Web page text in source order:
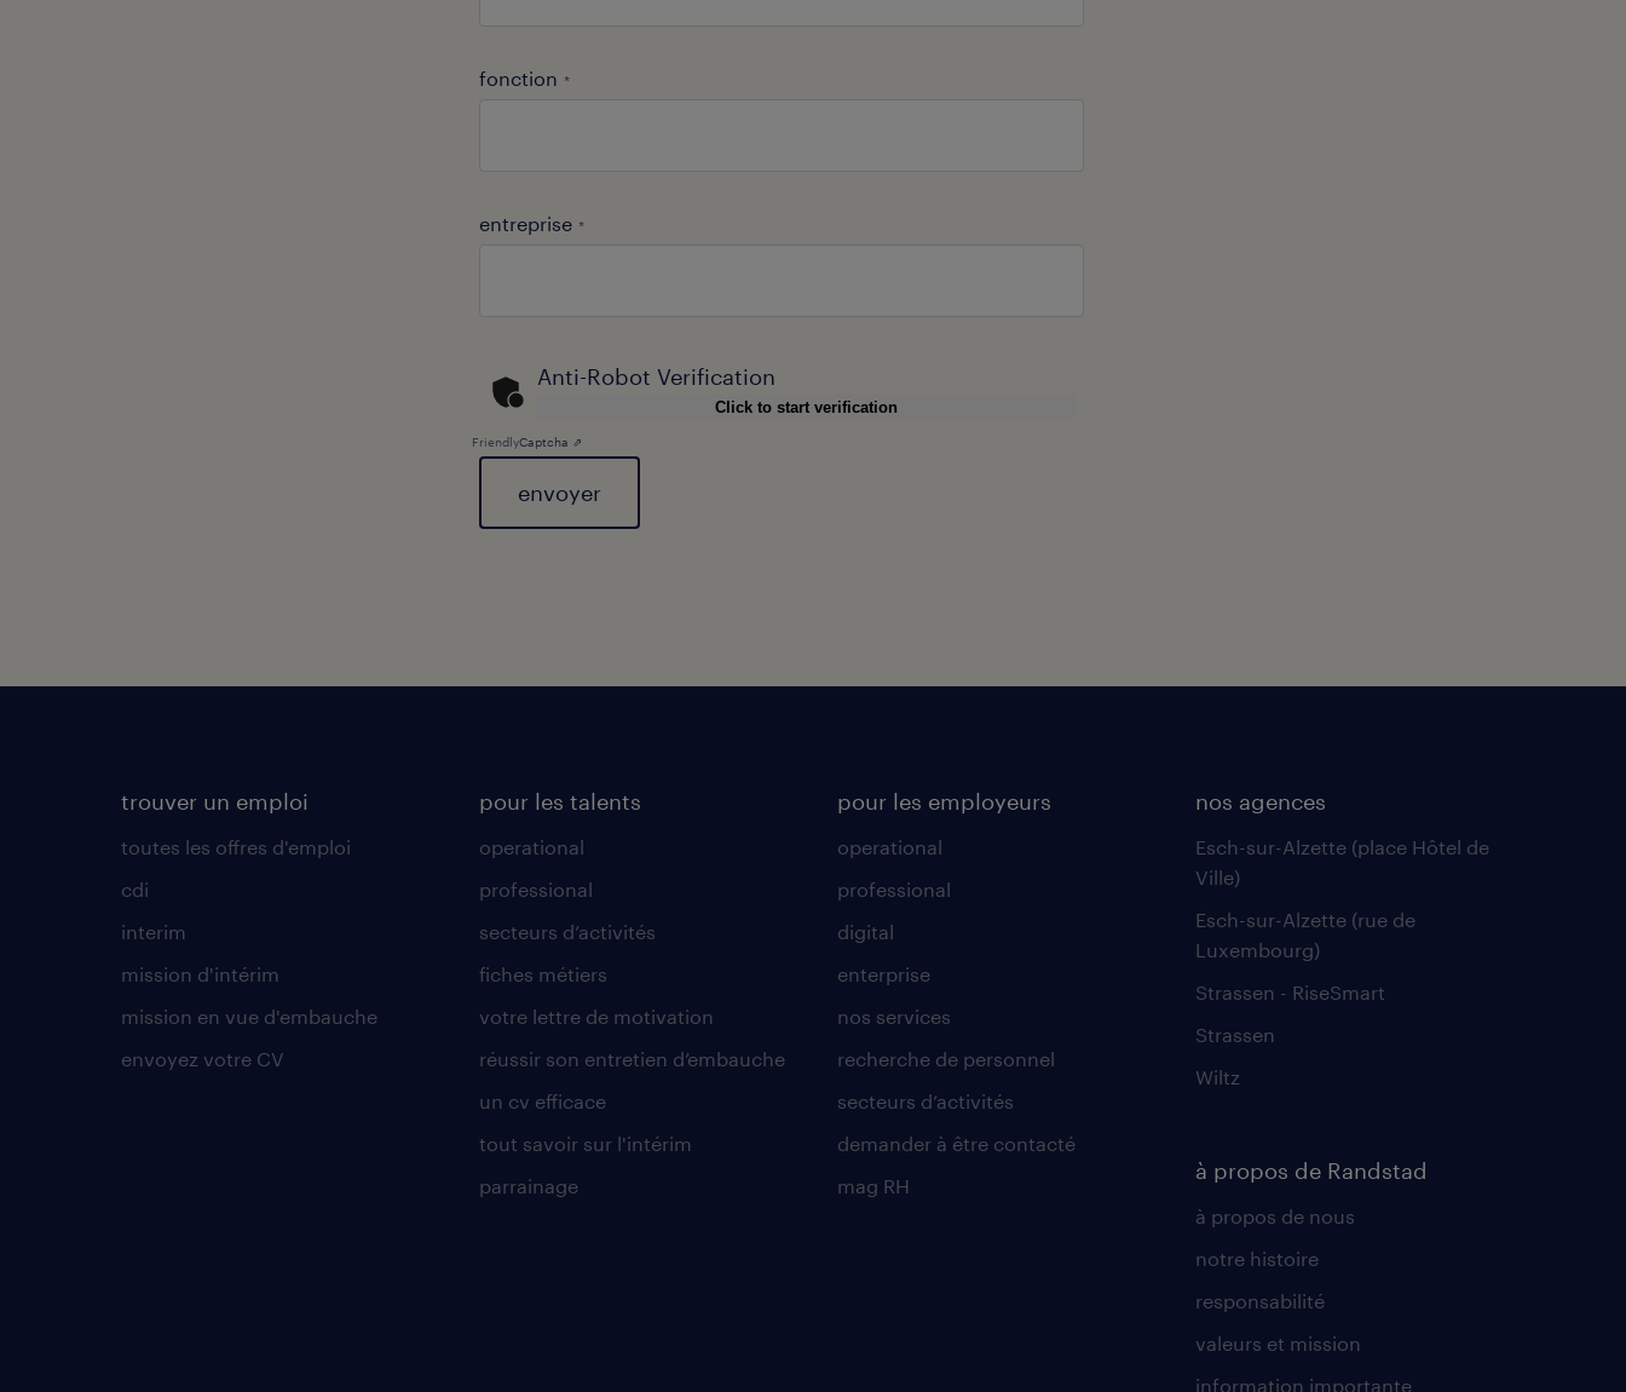
fonction *
entreprise *
Anti-Robot Verification
Click to start verification
FriendlyCaptcha ⇗
trouver un emploi
toutes les offres d'emploi
cdi
interim
mission d'intérim
mission en vue d'embauche
envoyez votre CV
pour les talents
operational
professional
secteurs d’activités
fiches métiers
votre lettre de motivation
réussir son entretien d’embauche
un cv efficace
tout savoir sur l'intérim
parrainage
pour les employeurs
operational
professional
digital
enterprise
nos services
recherche de personnel
secteurs d’activités
demander à être contacté
mag RH
nos agences
Esch-sur-Alzette (place Hôtel de
Ville)
Esch-sur-Alzette (rue de
Luxembourg)
Strassen - RiseSmart
Strassen
Wiltz
à propos de Randstad
à propos de nous
notre histoire
responsabilité
valeurs et mission
information importante